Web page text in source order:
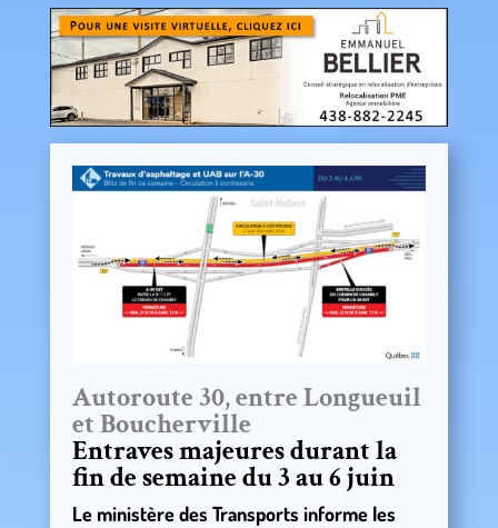
Autoroute 30, entre Longueuil
et Boucherville
Entraves majeures durant la
fin de semaine du 3 au 6 juin
Le ministère des Transports informe les